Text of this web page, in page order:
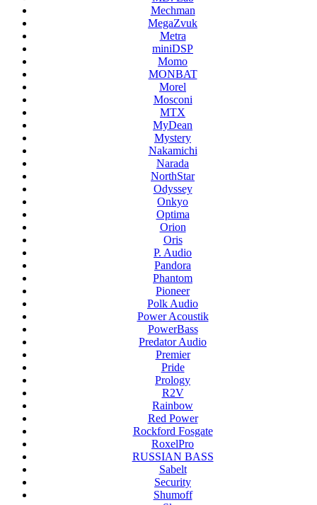
Mechman
MegaZvuk
Metra
miniDSP
Momo
MONBAT
Morel
Mosconi
MTX
MyDean
Mystery
Nakamichi
Narada
NorthStar
Odyssey
Onkyo
Optima
Orion
Oris
P. Audio
Pandora
Phantom
Pioneer
Polk Audio
Power Acoustik
PowerBass
Predator Audio
Premier
Pride
Prology
R2V
Rainbow
Red Power
Rockford Fosgate
RoxelPro
RUSSIAN BASS
Sabelt
Security
Shumoff